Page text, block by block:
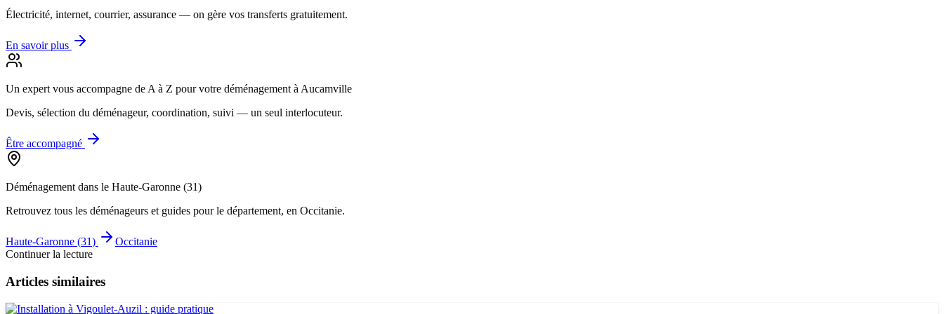
Électricité, internet, courrier, assurance — on gère vos transferts gratuitement.
En savoir plus
Un expert vous accompagne de A à Z pour votre déménagement à Aucamville
Devis, sélection du déménageur, coordination, suivi — un seul interlocuteur.
Être accompagné
Déménagement dans le Haute-Garonne (31)
Retrouvez tous les déménageurs et guides pour le département, en Occitanie.
Haute-Garonne (31)
Occitanie
Continuer la lecture
Articles similaires